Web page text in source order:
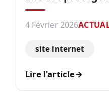
4 Février 2026
site internet
Lire l'article→